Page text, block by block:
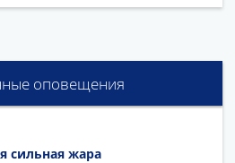
оповещения
сильная жара